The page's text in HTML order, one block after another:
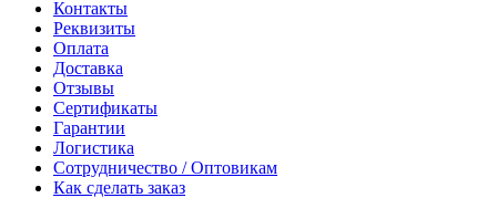
Контакты
Реквизиты
Оплата
Доставка
Отзывы
Сертификаты
Гарантии
Логистика
Сотрудничество / Оптовикам
Как сделать заказ